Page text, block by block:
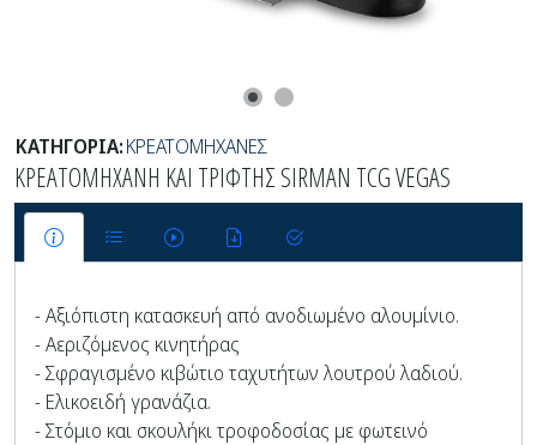
ΚΑΤΗΓΟΡΙΑ:ΚΡΕΑΤΟΜΗΧΑΝΕΣ
ΚΡΕΑΤΟΜΗΧΑΝΗ ΚΑΙ ΤΡΙΦΤΗΣ SIRMAN TCG VEGAS
- Αξιόπιστη κατασκευή από ανοδιωμένο αλουμίνιο.
- Αεριζόμενος κινητήρας
- Σφραγισμένο κιβώτιο ταχυτήτων λουτρού λαδιού.
- Ελικοειδή γρανάζια.
- Στόμιο και σκουλήκι τροφοδοσίας με φωτεινό